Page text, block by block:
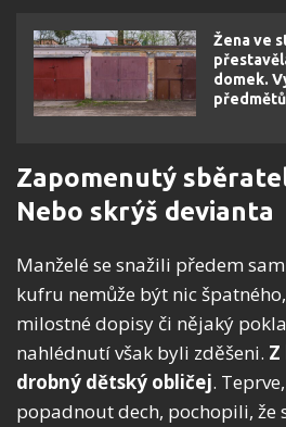
Žena ve
domek.
Zapomenutý
Nebo skrýš devianta
Manželé se snažili předem
kufru nemůže být nic
milostné dopisy či nějaký
nahlédnutí však byli zděšeni.
drobný dětský obličej.
popadnout dech, pochopili, že